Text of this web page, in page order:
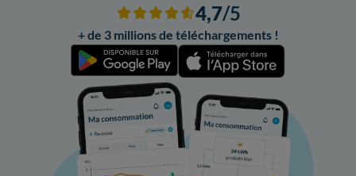
4,7/5
+ de 3 millions de téléchargements !